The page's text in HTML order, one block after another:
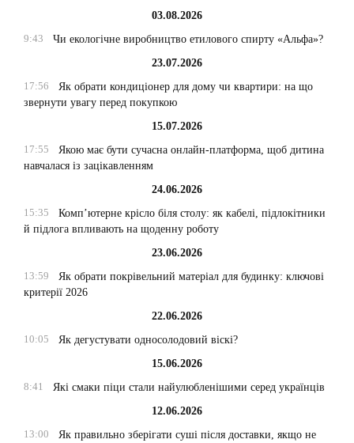
03.08.2026
9:43
Чи екологічне виробництво етилового спирту «Альфа»?
23.07.2026
17:56
Як обрати кондиціонер для дому чи квартири: на що
звернути увагу перед покупкою
15.07.2026
17:55
Якою має бути сучасна онлайн-платформа, щоб дитина
навчалася із зацікавленням
24.06.2026
15:35
Комп’ютерне крісло біля столу: як кабелі, підлокітники
й підлога впливають на щоденну роботу
23.06.2026
13:59
Як обрати покрівельний матеріал для будинку: ключові
критерії 2026
22.06.2026
10:05
Як дегустувати односолодовий віскі?
15.06.2026
8:41
Які смаки піци стали найулюбленішими серед українців
12.06.2026
13:00
Як правильно зберігати суші після доставки, якщо не